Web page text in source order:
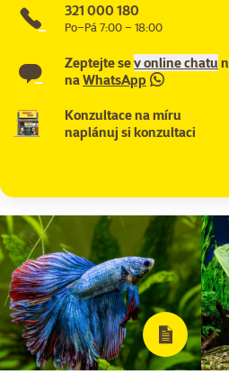
321 000 180
Po–Pá 7:00 – 18:00
Zeptejte sev online chatu
naWhatsApp
Konzultace na míru
naplánuj si konzultaci